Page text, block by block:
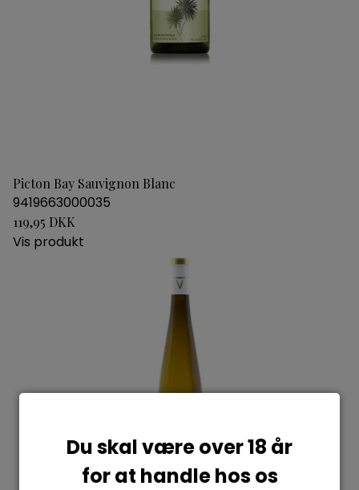
Du skal være over 18 år
for at handle hos os
Picton Bay Sauvignon Blanc
9419663000035
119,95 DKK
Vis produkt